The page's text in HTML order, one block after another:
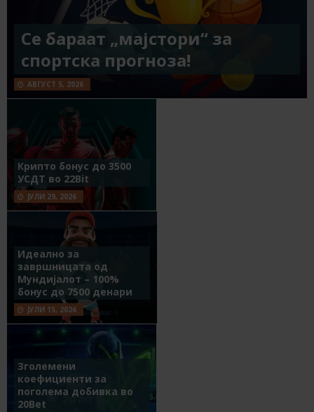
Се бараат „мајстори“ за
спортска прогноза!
АВГУСТ 5, 2026
Крипто бонус до 3500
УСДТ во 22Bit
ЈУЛИ 29, 2026
Идеално за
завршницата од
Мундијалот – 100%
бонус до 7500 денари
ЈУЛИ 15, 2026
Зголемени
коефициенти за
поголема добивка во
20Bet